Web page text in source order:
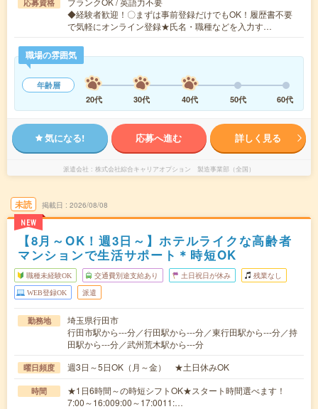
応募資格
◆経験者歓迎！〇まずは事前登録だけでもOK！履歴書不要
で気軽にオンライン登録★氏名・職種などを入力す…
職場の雰囲気
年齢層
20代
30代 40代 50代 60代
気になる! 応募へ進む 詳しく見る
派遣会社 株式会社綜合キャリアオプション 製造事業部（全国）
未読
NEW
掲載日 2026/08/08
【8月～OK！週3日～】ホテルライクな高齢者
マンションで生活サポート＊時短OK
職種未経験OK 交通費別途支給あり 土日祝日が休み 残業なし
WEB登録OK 派遣
勤務地
埼玉県行田市
行田市駅から---分／行田駅から---分／東行田駅から---分／持
田駅から---分／武州荒木駅から---分
曜日頻度 週3日～5日OK（月～金） ★土日休みOK
時間
★1日6時間～の時短シフトOK★スタート時間選べます！
7:00～16:009:00～17:0011:…